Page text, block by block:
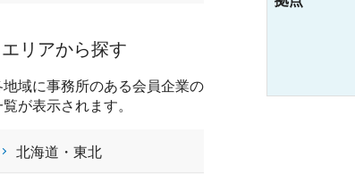
エリアから探す
地域に事務所のある会員企業の
覧が表示されます。
北海道・東北